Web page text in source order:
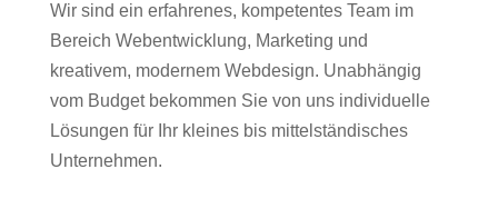
Wir sind ein erfahrenes, kompetentes Team im
Bereich Webentwicklung, Marketing und
kreativem, modernem Webdesign. Unabhängig
vom Budget bekommen Sie von uns individuelle
Lösungen für Ihr kleines bis mittelständisches
Unternehmen.